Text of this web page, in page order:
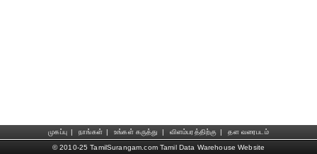
முகப்பு நாங்கள் உங்கள் கருத்து விளம்பரத்திற்கு
தள வரைபடம்
© 2010-25 TamilSurangam.com Tamil Data Warehouse Website